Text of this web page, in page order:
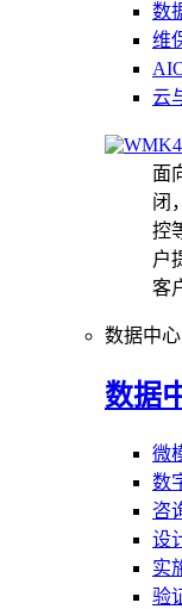
数
维
云
面
闭
控
户
客
数据中心
数据
微
数
咨
设
实
验